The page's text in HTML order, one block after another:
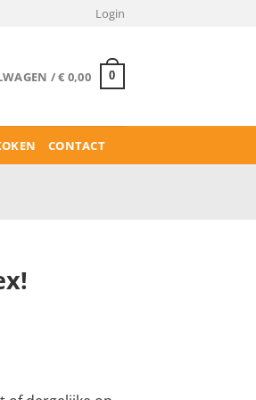
Login
/€ 0,00 0
CONTACT